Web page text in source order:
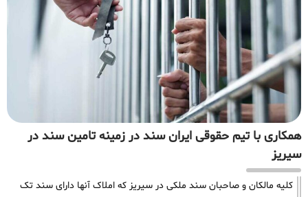
همکاری با تیم حقوقی ایران سند در زمینه تامین سند در
سیریز
کلیه مالکان و صاحبان سند ملکی در سیریز که املاک آنها دارای سند تک